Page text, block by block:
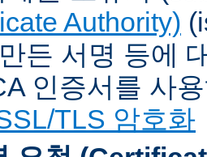
Authority)
든 서명 등에
인증서를 사
TLS 암호화